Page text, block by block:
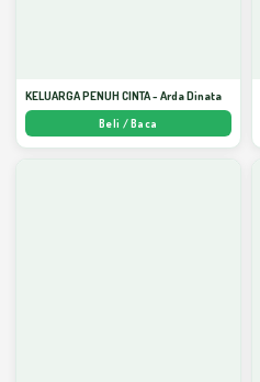
KELUARGA PENUH CINTA - Arda Dinata
Beli / Baca